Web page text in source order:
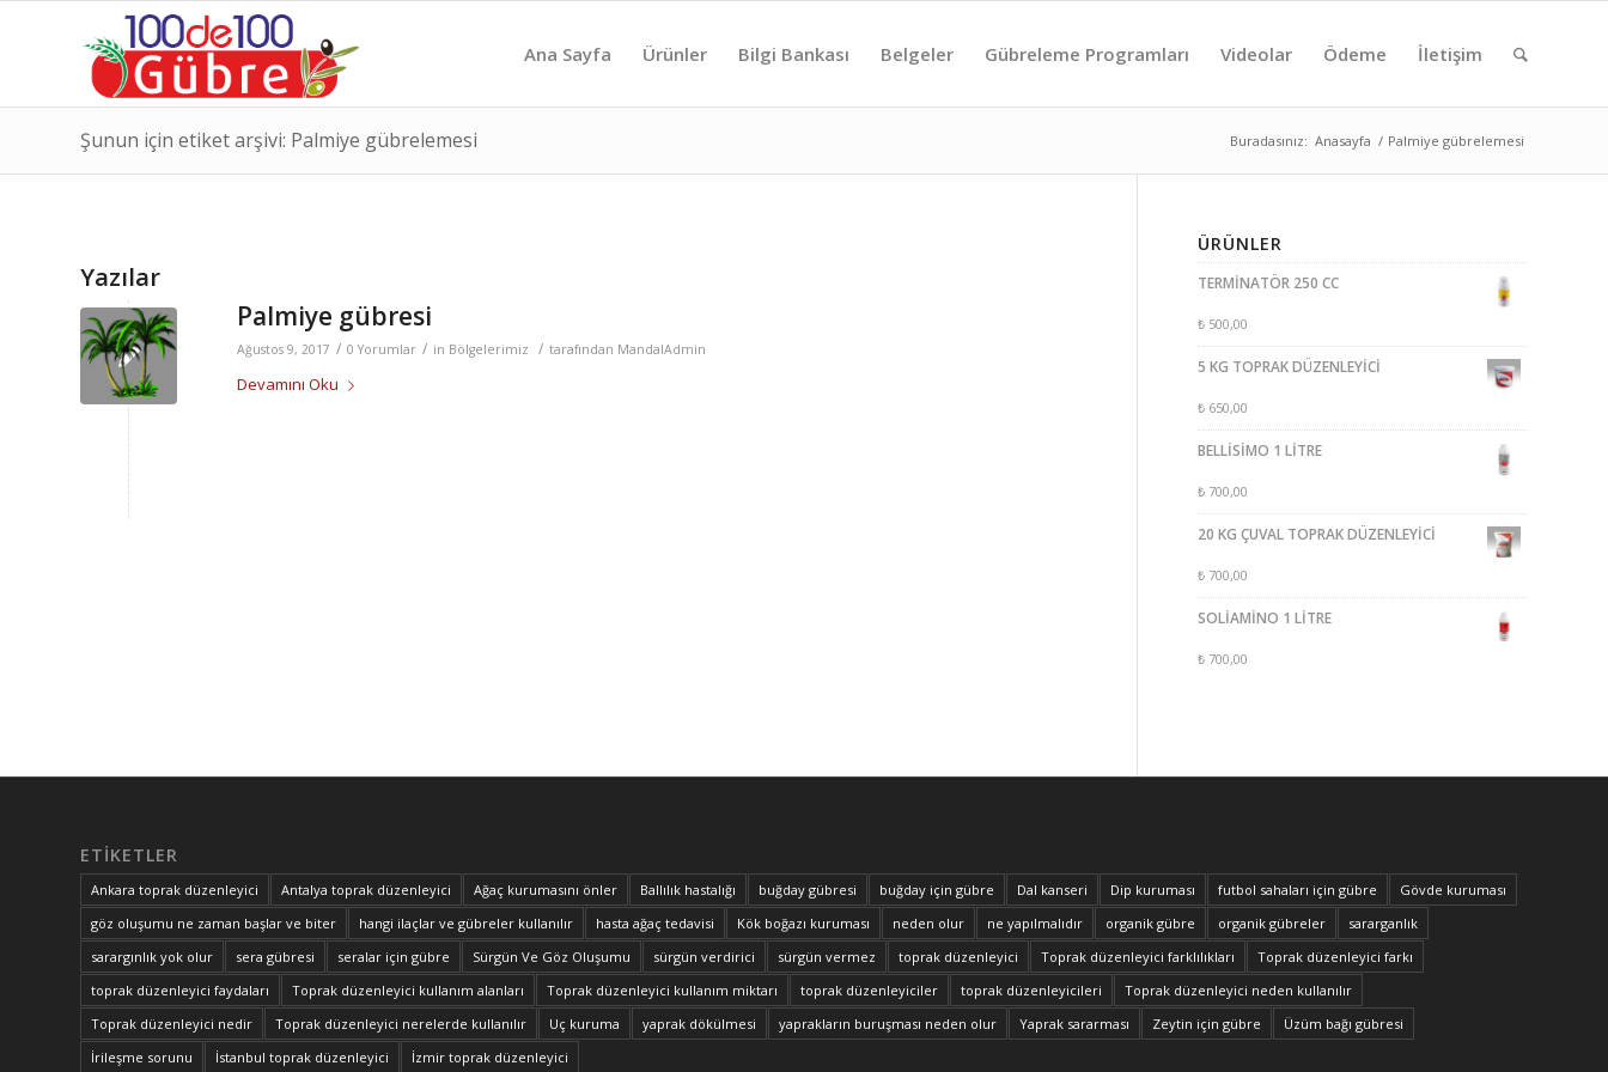
Ana Sayfa Ürünler Bilgi Bankası Belgeler Gübreleme Programları Videolar Ödeme İletişim
Şunun için etiket arşivi: Palmiye gübrelemesi Buradasınız: Anasayfa / Palmiye gübrelemesi
Yazılar
Palmiye gübresi
Ağustos 9, 2017 / 0 Yorumlar / in Bölgelerimiz / tarafından MandalAdmin
Devamını Oku
ÜRÜNLER
TERMİNATÖR 250 CC
₺ 500,00
5 KG TOPRAK DÜZENLEYİCİ
₺ 650,00
BELLİSİMO 1 LİTRE
₺ 700,00
20 KG ÇUVAL TOPRAK DÜZENLEYİCİ
₺ 700,00
SOLİAMİNO 1 LİTRE
₺ 700,00
ETIKETLER
Ankara toprak düzenleyici Antalya toprak düzenleyici Ağaç kurumasını önler Ballılık hastalığı buğday gübresi buğday için gübre Dal kanseri Dip kuruması futbol sahaları için gübre
Gövde kuruması
göz oluşumu ne zaman başlar ve biter
hangi ilaçlar ve gübreler kullanılır hasta ağaç tedavisi Kök boğazı kuruması neden olur ne yapılmalıdır organik gübre organik gübreler
sararganlık
sarargınlık yok olur
sera gübresi seralar için gübre Sürgün Ve Göz Oluşumu sürgün verdirici sürgün vermez toprak düzenleyici Toprak düzenleyici farklılıkları
Toprak düzenleyici farkı
toprak düzenleyici faydaları
Toprak düzenleyici kullanım alanları Toprak düzenleyici kullanım miktarı toprak düzenleyiciler toprak düzenleyicileri
Toprak düzenleyici neden kullanılır
Toprak düzenleyici nedir
Toprak düzenleyici nerelerde kullanılır Uç kuruma yaprak dökülmesi yaprakların buruşması neden olur Yaprak sararması Zeytin için gübre
Üzüm bağı gübresi
İrileşme sorunu
İstanbul toprak düzenleyici İzmir toprak düzenleyici